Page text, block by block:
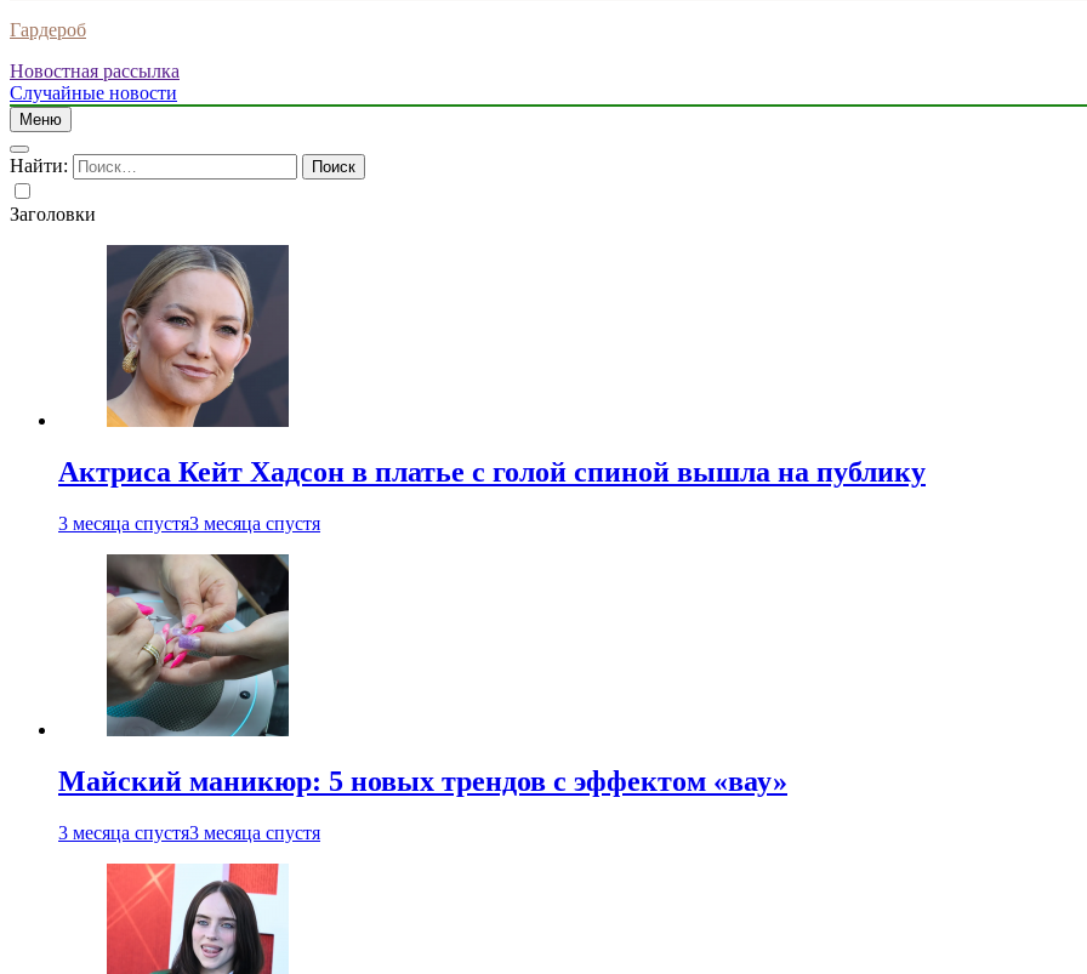
Гардероб
Новостная рассылка
Случайные новости
Меню
Найти:
Заголовки
Актриса Кейт Хадсон в платье с голой спиной вышла на публику
3 месяца спустя3 месяца спустя
Майский маникюр: 5 новых трендов с эффектом «вау»
3 месяца спустя3 месяца спустя